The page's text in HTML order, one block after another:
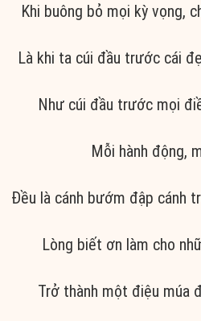
Khi buông bỏ mọi kỳ vọng,
Là khi ta cúi đầu trước cái
Như cúi đầu trước mọi
Mỗi hành động,
Đều là cánh bướm đập cánh
Lòng biết ơn làm cho
Trở thành một điệu múa